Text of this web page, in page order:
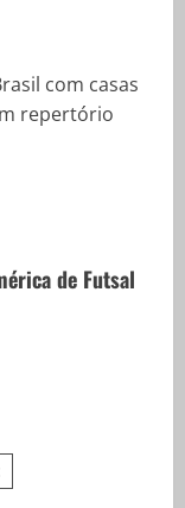
com casas
repertório
de Futsal